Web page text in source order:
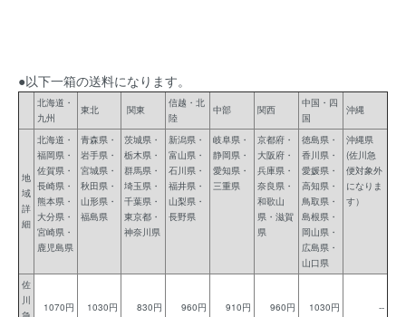
●以下一箱の送料になります。
北海道・
九州
東北 関東
信越・北
陸
中部 関西
中国・四
国
沖縄
地
域
詳
細
北海道・
福岡県・
佐賀県・
長崎県・
熊本県・
大分県・
宮崎県・
鹿児島県
青森県・
岩手県・
宮城県・
秋田県・
山形県・
福島県
茨城県・
栃木県・
群馬県・
埼玉県・
千葉県・
東京都・
神奈川県
新潟県・
富山県・
石川県・
福井県・
山梨県・
長野県
岐阜県・
静岡県・
愛知県・
三重県
京都府・
大阪府・
兵庫県・
奈良県・
和歌山
県・滋賀
県
徳島県・
香川県・
愛媛県・
高知県・
鳥取県・
島根県・
岡山県・
広島県・
山口県
沖縄県
(佐川急
便対象外
になりま
す）
佐
川
1070円 1030円 830円 960円 910円 960円 1030円 --